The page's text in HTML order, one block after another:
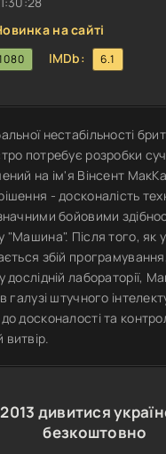
на сайті
IMDb: 6.1
нестабільності
потребує розробки
на ім'я Вінсент
- досконалість
бойовими
"Машина". Після того, як
збій
дослідній лабораторії,
галузі штучного
досконалості та
2013 дивитися
безкоштовно